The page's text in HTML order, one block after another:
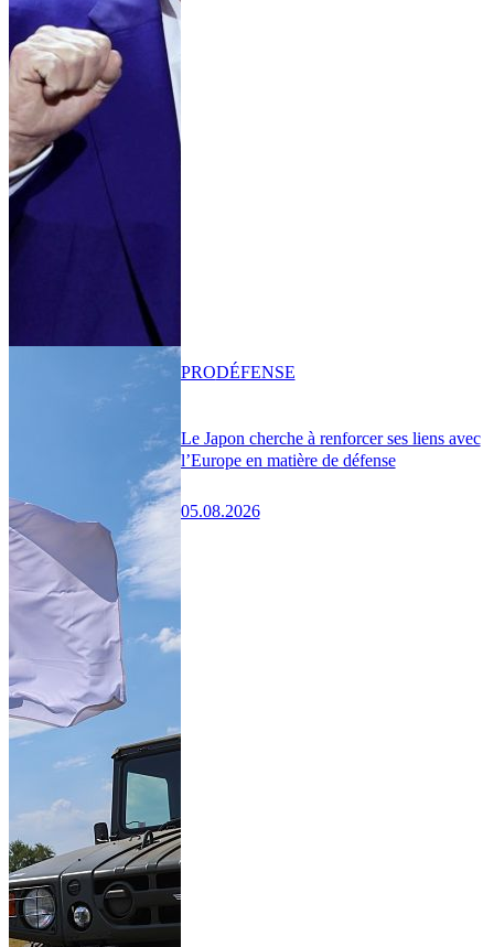
Le Japon cherche à renforcer ses liens avec
l’Europe en matière de défense
05.08.2026
PRODÉFENSE